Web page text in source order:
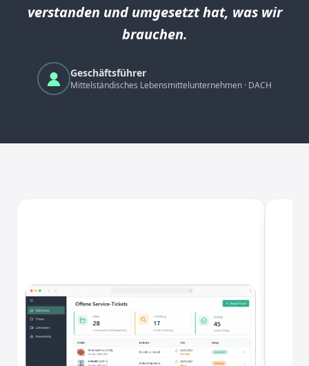
verstanden und umgesetzt hat, was wir
brauchen.
Geschäftsführer
Mittelständisches Lebensmittelunternehmen · DACH